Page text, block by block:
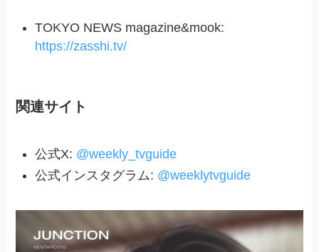
TOKYO NEWS magazine&mook:
https://zasshi.tv/
関連サイト
公式X: @weekly_tvguide
公式インスタグラム: @weeklytvguide